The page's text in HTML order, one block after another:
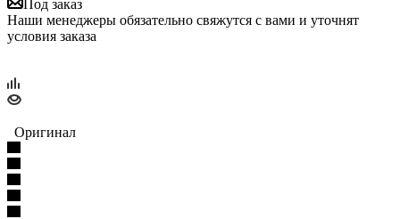
Под заказ
Наши менеджеры обязательно свяжутся с вами и уточнят
условия заказа
Оригинал